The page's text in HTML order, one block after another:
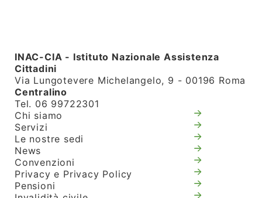
INAC-CIA - Istituto Nazionale Assistenza
Cittadini
Via Lungotevere Michelangelo, 9 - 00196 Roma
Centralino
Tel. 06 99722301
Chi siamo
Servizi
Le nostre sedi
News
Convenzioni
Privacy e Privacy Policy
Pensioni